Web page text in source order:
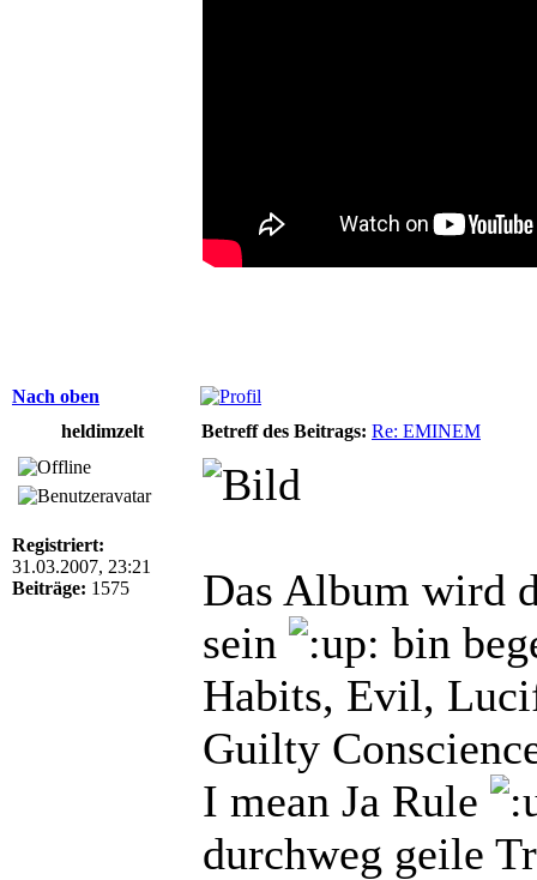
Nach oben
heldimzelt
Betreff des Beitrags: Re: EMINEM
Registriert:
31.03.2007, 23:21
Beiträge: 1575
Das Album wird
sein
bin
Habits, Evil,
Guilty
I mean Ja Rule
durchweg geile